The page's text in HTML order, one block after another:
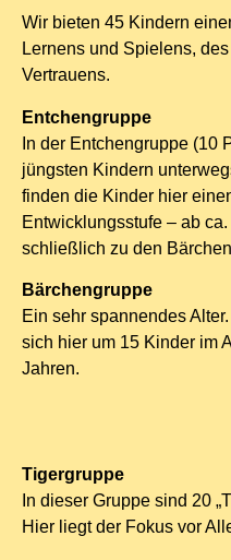
Wir bieten 45 Kindern
Lernens und Spielens,
Vertrauens.
Entchengruppe
In der Entchengruppe (10
jüngsten Kindern
finden die Kinder hier
Entwicklungsstufe – ab
schließlich zu den
Bärchengruppe
Ein sehr spannendes
sich hier um 15 Kinder im
Jahren.
Tigergruppe
In dieser Gruppe sind 20
Hier liegt der Fokus vor